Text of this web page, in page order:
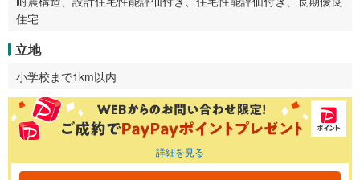
住宅
立地
小学校まで1km以内
詳細を見る